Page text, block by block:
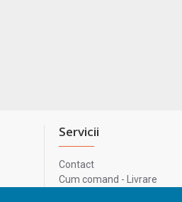
Servicii
Contact
Cum comand - Livrare